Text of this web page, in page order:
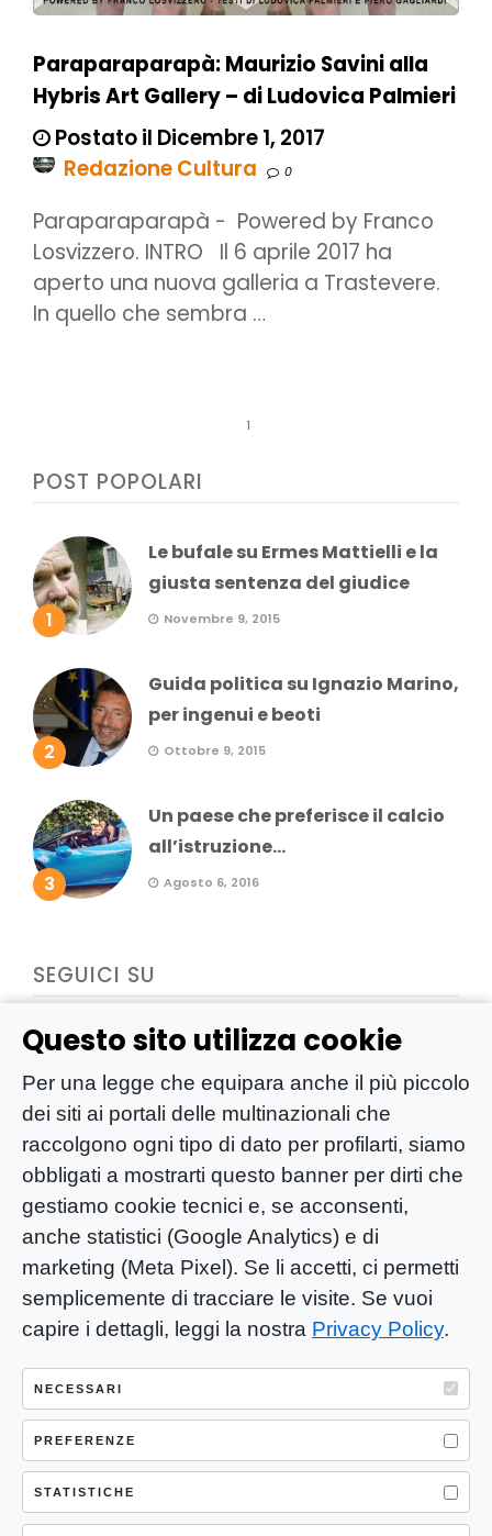
Questo sito utilizza cookie
Per una legge che equipara anche il più piccolo
dei siti ai portali delle multinazionali che
raccolgono ogni tipo di dato per profilarti, siamo
obbligati a mostrarti questo banner per dirti che
gestiamo cookie tecnici e, se acconsenti,
anche statistici (Google Analytics) e di
marketing (Meta Pixel). Se li accetti, ci permetti
semplicemente di tracciare le visite. Se vuoi
capire i dettagli, leggi la nostra Privacy Policy.
NECESSARI
PREFERENZE
STATISTICHE
Paraparaparapà: Maurizio Savini alla
Hybris Art Gallery – di Ludovica Palmieri
Postato il Dicembre 1, 2017
Redazione Cultura
0
Paraparaparapà - Powered by Franco
Losvizzero. INTRO Il 6 aprile 2017 ha
aperto una nuova galleria a Trastevere.
In quello che sembra …
1
POST POPOLARI
1
Le bufale su Ermes Mattielli e la
giusta sentenza del giudice
Novembre 9, 2015
2
Guida politica su Ignazio Marino,
per ingenui e beoti
Ottobre 9, 2015
3
Un paese che preferisce il calcio
all’istruzione...
Agosto 6, 2016
SEGUICI SU
YOU-ng Slow Journalism è una testata
giornalistica di proprietà di Mastino S.R.L.
Registrazione presso Trib. Santa Maria
Capua Vetere (CE) n° 900 del 31/01/2025 |
ISSN 3103-4683
P.IVA: 04755530617